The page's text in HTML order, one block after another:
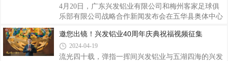
继续以高品质的产品和优质的服务为全球客户创造更
大的价值，庆典前期，兴发铝业公开征集了超过2500
进行提升更新，希望通过新的品牌形象向各界传达公
司的创新精神和追求卓越的理念。兴发铝业这次
4月20日，广东兴发铝业有限公司和梅州客家足球俱
乐部有限公司战略合作新闻发布会在五华县奥体中心
式达成合作，兴发铝业成为梅州客家队臂章广告。会
上，兴发铝业阐述了此次合作的意义。值兴发铝业成
立40周年之际，公司首次涉足中国足球领域，与梅州
邀您出镜！兴发铝业40周年庆典祝福视频征集
2024-04-19
流光四十载，弹指一挥间兴发铝业与五湖四海的兴发